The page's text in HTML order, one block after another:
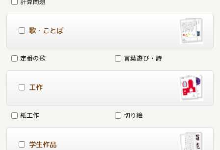
歌・ことば
定番の歌 言葉遊び・詩
工作
紙工作 切り絵
学生作品